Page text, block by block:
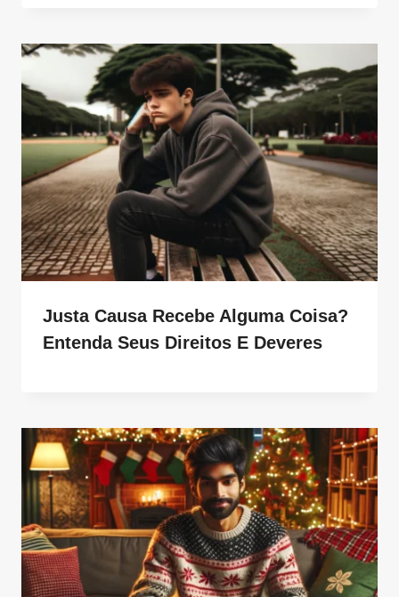
Justa Causa Recebe Alguma Coisa?
Entenda Seus Direitos E Deveres